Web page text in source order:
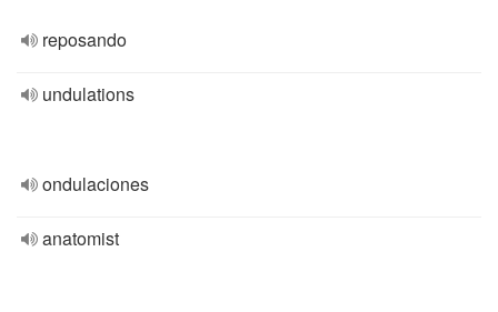
reposando
undulations
ondulaciones
anatomist